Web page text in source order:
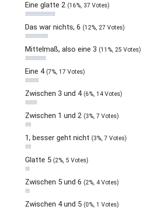
Eine glatte 2 (16%, 37 Votes)
Das war nichts, 6 (12%, 27 Votes)
Mittelmaß, also eine 3 (11%, 25 Votes)
Eine 4 (7%, 17 Votes)
Zwischen 3 und 4 (6%, 14 Votes)
Zwischen 1 und 2 (3%, 7 Votes)
1, besser geht nicht (3%, 7 Votes)
Glatte 5 (2%, 5 Votes)
Zwischen 5 und 6 (2%, 4 Votes)
Zwischen 4 und 5 (0%, 1 Votes)